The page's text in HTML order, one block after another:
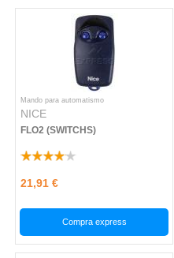
Mando para automatismo
NICE
FLO2 (SWITCHS)
21,91 €
Compra express